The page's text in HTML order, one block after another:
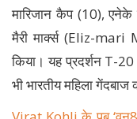
मारिजान कैप (10), एनेके
मैरी मार्क्स (Eliz-
किया। यह प्रदर्शन T-
भी भारतीय महिला गेंदबाज